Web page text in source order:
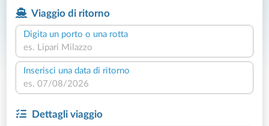
Viaggio di ritorno
Digita un porto o una rotta
Inserisci una data di ritorno
Dettagli viaggio